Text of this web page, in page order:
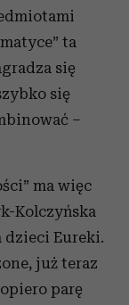
ta
się
się
–
ma więc
Kolczyńska
dzieci Eureki.
już teraz
parę